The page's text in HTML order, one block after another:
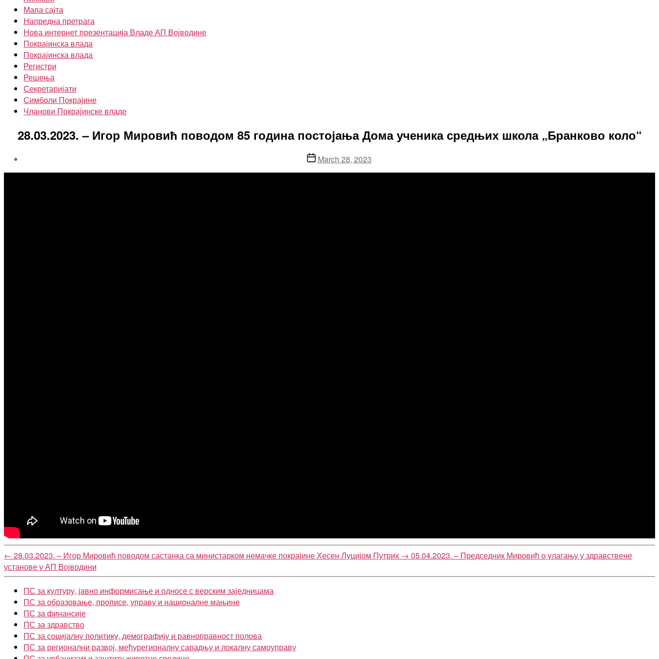
Мапа сајта
Напредна претрага
Нова интернет презентација Владе АП Војводине
Покрајинска влада
Покрајинска влада
Регистри
Решења
Секретаријати
Симболи Покрајине
Чланови Покрајинске владе
28.03.2023. – Игор Мировић поводом 85 година постојања Дома ученика средњих школа „Бранково коло“
PostMarch 28, 2023
← 28.03.2023. – Игор Мировић поводом састанка са министарком немачке покрајине Хесен Луцијом Путрих → 05.04.2023. – Председник Мировић о улагању у здравствене
установе у АП Војводини
ПС за културу, јавно информисање и односе с верским заједницама
ПС за образовање, прописе, управу и националне мањине
ПС за финансије
ПС за здравство
ПС за социјалну политику, демографију и равноправност полова
ПС за регионални развој, међурегионалну сарадњу и локалну самоуправу